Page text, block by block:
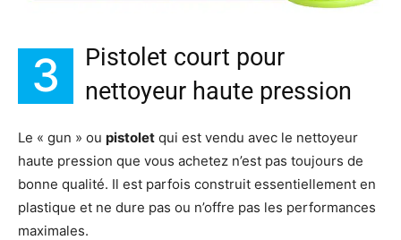
3
Pistolet court pour
nettoyeur haute pression
Le « gun » ou pistolet qui est vendu avec le nettoyeur
haute pression que vous achetez n’est pas toujours de
bonne qualité. Il est parfois construit essentiellement en
plastique et ne dure pas ou n’offre pas les performances
maximales.